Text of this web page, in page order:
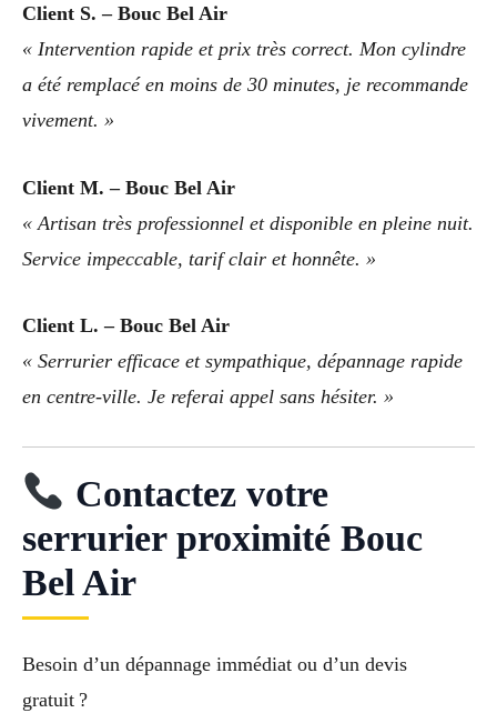
Client S. – Bouc Bel Air
« Intervention rapide et prix très correct. Mon cylindre
a été remplacé en moins de 30 minutes, je recommande
vivement. »
Client M. – Bouc Bel Air
« Artisan très professionnel et disponible en pleine nuit.
Service impeccable, tarif clair et honnête. »
Client L. – Bouc Bel Air
« Serrurier efficace et sympathique, dépannage rapide
en centre-ville. Je referai appel sans hésiter. »
Contactez votre
serrurier proximité Bouc
Bel Air
Besoin d’un dépannage immédiat ou d’un devis
gratuit ?